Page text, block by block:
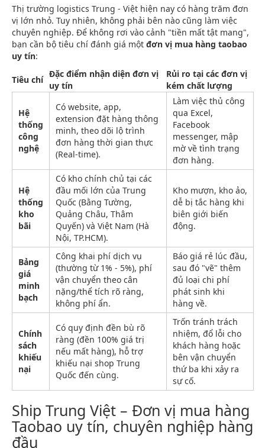
Thị trường logistics Trung - Việt hiện nay có hàng trăm đơn
vị lớn nhỏ. Tuy nhiên, không phải bên nào cũng làm việc
chuyên nghiệp. Để không rơi vào cảnh "tiền mất tật mang",
bạn cần bộ tiêu chí đánh giá một đơn vị mua hàng taobao
uy tín:
Tiêu chí
Đặc điểm nhận diện đơn vị
uy tín
Rủi ro tại các đơn vị
kém chất lượng
Hệ
thống
công
nghệ
Có website, app,
extension đặt hàng thông
minh, theo dõi lộ trình
đơn hàng thời gian thực
(Real-time).
Làm việc thủ công
qua Excel,
Facebook
messenger, mập
mờ về tình trạng
đơn hàng.
Hệ
thống
kho
bãi
Có kho chính chủ tại các
đầu mối lớn của Trung
Quốc (Bằng Tường,
Quảng Châu, Thâm
Quyến) và Việt Nam (Hà
Nội, TP.HCM).
Kho mượn, kho ảo,
dễ bị tắc hàng khi
biên giới biến
động.
Bảng
giá
minh
bạch
Công khai phí dịch vụ
(thường từ 1% - 5%), phí
vận chuyển theo cân
nặng/thể tích rõ ràng,
không phí ẩn.
Báo giá rẻ lúc đầu,
sau đó "vẽ" thêm
đủ loại chi phí
phát sinh khi
hàng về.
Chính
sách
khiếu
nại
Có quy định đền bù rõ
ràng (đền 100% giá trị
nếu mất hàng), hỗ trợ
khiếu nại shop Trung
Quốc đến cùng.
Trốn tránh trách
nhiệm, đổ lỗi cho
khách hàng hoặc
bên vận chuyển
thứ ba khi xảy ra
sự cố.
Ship Trung Việt – Đơn vị mua hàng
Taobao uy tín, chuyên nghiệp hàng
đầu